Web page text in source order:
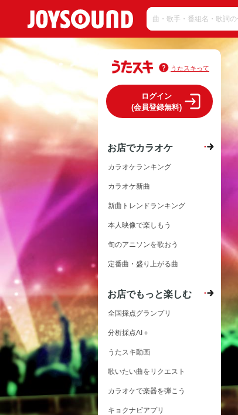
うたスキって
ログイン
(会員登録無料)
お店でカラオケ
カラオケランキング
カラオケ新曲
新曲トレンドランキング
本人映像で楽しもう
旬のアニソンを歌おう
定番曲・盛り上がる曲
お店でもっと楽しむ
全国採点グランプリ
分析採点AI＋
うたスキ動画
歌いたい曲をリクエスト
カラオケで楽器を弾こう
キョクナビアプリ